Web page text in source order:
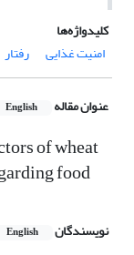
کلیدواژه‌ها
امنیت غذایی
رفتار
عنوان مقاله English
of wheat
food
نویسندگان English